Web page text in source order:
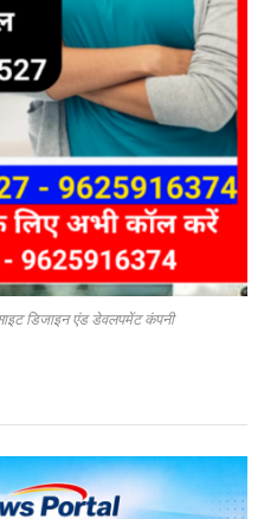
डिजाइन एंड डेवलपमेंट कंपनी